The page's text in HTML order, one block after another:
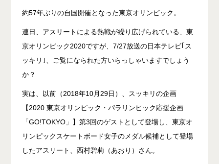
約57年ぶりの自国開催となった東京オリンピック。
連日、アスリートによる熱戦が繰り広げられている、東
京オリンピック2020ですが、7/27放送の日本テレビ｢ス
ッキリ｣、ご覧になられた方いらっしゃいますでしょう
か？
実は、以前（2018年10月29日）、スッキリの企画
【2020 東京オリンピック・パラリンピック応援企画
「GO!TOKYO」】第3回のゲストとして登場し、東京オ
リンピックスケートボード女子のメダル候補として登場
したアスリート、西村碧莉（あおり）さん。